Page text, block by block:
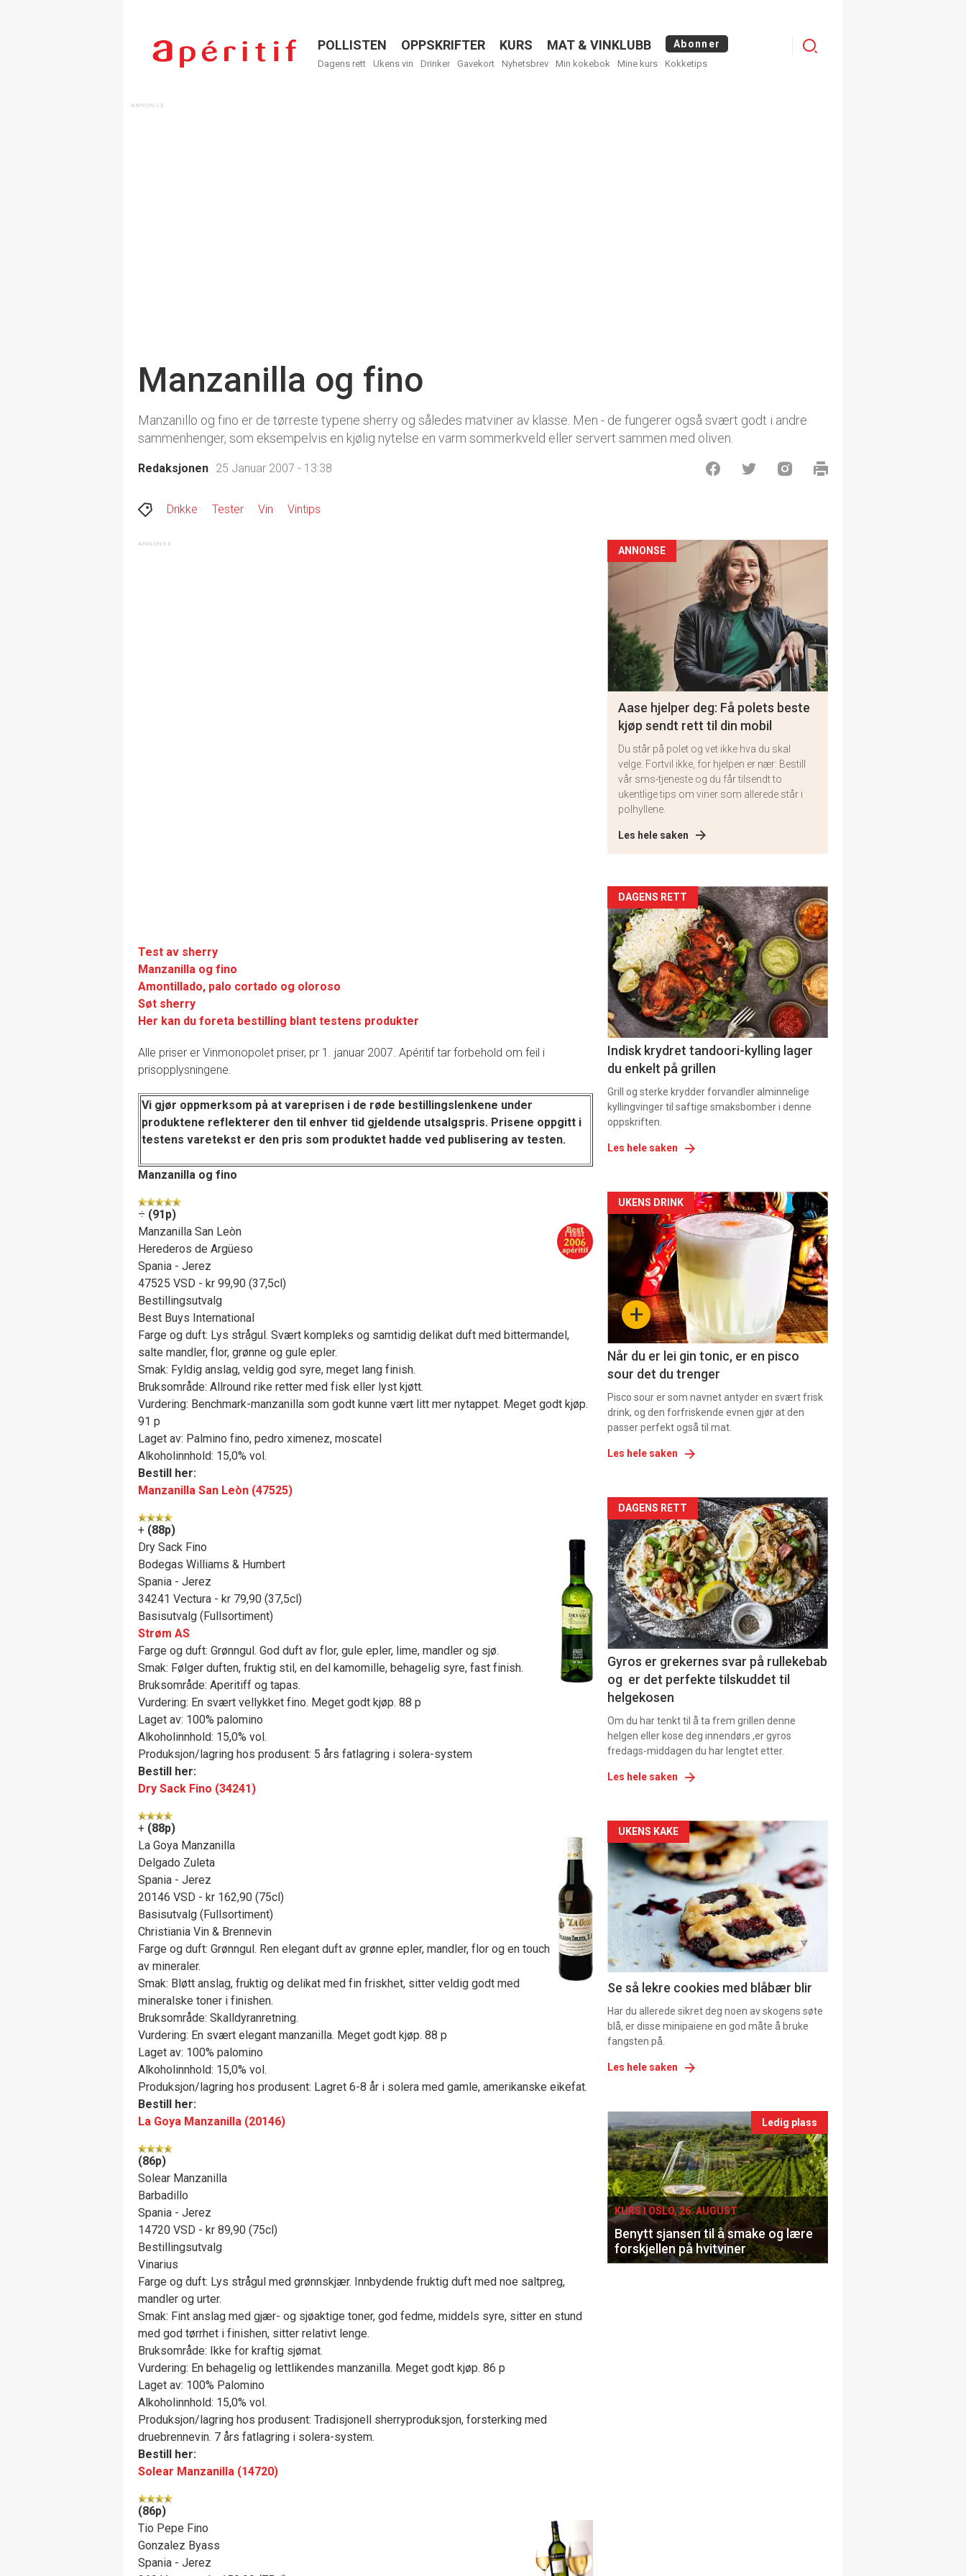
Menu
POLLISTEN OPPSKRIFTER KURS MAT & VINKLUBB Abonner
Dagens rett Ukens vin Drinker Gavekort Nyhetsbrev Min kokebok Mine kurs Kokketips
Logg
Manzanilla og fino
Manzanillo og fino er de tørreste typene sherry og således matviner av klasse. Men - de fungerer også svært godt i andre
sammenhenger, som eksempelvis en kjølig nytelse en varm sommerkveld eller servert sammen med oliven.
Redaksjonen 25 Januar 2007 - 13:38
Drikke Tester Vin Vintips
Test av sherry
Manzanilla og fino
Amontillado, palo cortado og oloroso
Søt sherry
Her kan du foreta bestilling blant testens produkter
Alle priser er Vinmonopolet priser, pr 1. januar 2007. Apéritif tar forbehold om feil i
prisopplysningene.
Vi gjør oppmerksom på at vareprisen i de røde bestillingslenkene under
produktene reflekterer den til enhver tid gjeldende utsalgspris. Prisene oppgitt i
testens varetekst er den pris som produktet hadde ved publisering av testen.
Manzanilla og fino
÷ (91p)
Manzanilla San Leòn
Herederos de Argüeso
Spania - Jerez
47525 VSD - kr 99,90 (37,5cl)
Bestillingsutvalg
Best Buys International
Farge og duft: Lys strågul. Svært kompleks og samtidig delikat duft med bittermandel,
salte mandler, flor, grønne og gule epler.
Smak: Fyldig anslag, veldig god syre, meget lang finish.
Bruksområde: Allround rike retter med fisk eller lyst kjøtt.
Vurdering: Benchmark-manzanilla som godt kunne vært litt mer nytappet. Meget godt kjøp.
91 p
Laget av: Palmino fino, pedro ximenez, moscatel
Alkoholinnhold: 15,0% vol.
Bestill her:
Manzanilla San Leòn (47525)
+ (88p)
Dry Sack Fino
Bodegas Williams & Humbert
Spania - Jerez
34241 Vectura - kr 79,90 (37,5cl)
Basisutvalg (Fullsortiment)
Strøm AS
Farge og duft: Grønngul. God duft av flor, gule epler, lime, mandler og sjø.
Smak: Følger duften, fruktig stil, en del kamomille, behagelig syre, fast finish.
Bruksområde: Aperitiff og tapas.
Vurdering: En svært vellykket fino. Meget godt kjøp. 88 p
Laget av: 100% palomino
Alkoholinnhold: 15,0% vol.
Produksjon/lagring hos produsent: 5 års fatlagring i solera-system
Bestill her:
Dry Sack Fino (34241)
+ (88p)
La Goya Manzanilla
Delgado Zuleta
Spania - Jerez
20146 VSD - kr 162,90 (75cl)
Basisutvalg (Fullsortiment)
Christiania Vin & Brennevin
Farge og duft: Grønngul. Ren elegant duft av grønne epler, mandler, flor og en touch
av mineraler.
Smak: Bløtt anslag, fruktig og delikat med fin friskhet, sitter veldig godt med
mineralske toner i finishen.
Bruksområde: Skalldyranretning.
Vurdering: En svært elegant manzanilla. Meget godt kjøp. 88 p
Laget av: 100% palomino
Alkoholinnhold: 15,0% vol.
Produksjon/lagring hos produsent: Lagret 6-8 år i solera med gamle, amerikanske eikefat.
Bestill her:
La Goya Manzanilla (20146)
(86p)
Solear Manzanilla
Barbadillo
Spania - Jerez
14720 VSD - kr 89,90 (75cl)
Bestillingsutvalg
Vinarius
Farge og duft: Lys strågul med grønnskjær. Innbydende fruktig duft med noe saltpreg,
mandler og urter.
Smak: Fint anslag med gjær- og sjøaktige toner, god fedme, middels syre, sitter en stund
med god tørrhet i finishen, sitter relativt lenge.
Bruksområde: Ikke for kraftig sjømat.
Vurdering: En behagelig og lettlikendes manzanilla. Meget godt kjøp. 86 p
Laget av: 100% Palomino
Alkoholinnhold: 15,0% vol.
Produksjon/lagring hos produsent: Tradisjonell sherryproduksjon, forsterking med
druebrennevin. 7 års fatlagring i solera-system.
Bestill her:
Solear Manzanilla (14720)
(86p)
Tio Pepe Fino
Gonzalez Byass
Spania - Jerez
ANNONSE
Aase hjelper deg: Få polets beste
kjøp sendt rett til din mobil
Du står på polet og vet ikke hva du skal
velge. Fortvil ikke, for hjelpen er nær: Bestill
vår sms-tjeneste og du får tilsendt to
ukentlige tips om viner som allerede står i
polhyllene.
Les hele saken
Artikler
detail
-
section
11
DAGENS RETT
Indisk krydret tandoori-kylling lager
du enkelt på grillen
Grill og sterke krydder forvandler alminnelige
kyllingvinger til saftige smaksbomber i denne
oppskriften.
Les hele saken
Artikler
detail
section
11
Dagens
rett
+
UKENS DRINK
Når du er lei gin tonic, er en pisco
sour det du trenger
Pisco sour er som navnet antyder en svært frisk
drink, og den forfriskende evnen gjør at den
passer perfekt også til mat.
Les hele saken
Artikler
detail
-
section
11
Dagens
rett
2
DAGENS RETT
Gyros er grekernes svar på rullekebab
og er det perfekte tilskuddet til
helgekosen
Om du har tenkt til å ta frem grillen denne
helgen eller kose deg innendørs ,er gyros
fredags-middagen du har lengtet etter.
Les hele saken
Artikler
detail
-
section
11
Ukens
vin
UKENS KAKE
Se så lekre cookies med blåbær blir
Har du allerede sikret deg noen av skogens søte
blå, er disse minipaiene en god måte å bruke
fangsten på.
Les hele saken
Events
single
Ledig plass
KURS I OSLO, 26. AUGUST
Benytt sjansen til å smake og lære
forskjellen på hvitviner